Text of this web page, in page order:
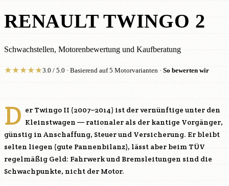
RENAULT TWINGO 2
Schwachstellen, Motorenbewertung und Kaufberatung
★★★★★3.0 / 5.0 · Basierend auf 5 Motorvarianten · So bewerten wir
D er Twingo II (2007–2014) ist der vernünftige unter den
Kleinstwagen — rationaler als der kantige Vorgänger,
günstig in Anschaffung, Steuer und Versicherung. Er bleibt
selten liegen (gute Pannenbilanz), lässt aber beim TÜV
regelmäßig Geld: Fahrwerk und Bremsleitungen sind die
Schwachpunkte, nicht der Motor.